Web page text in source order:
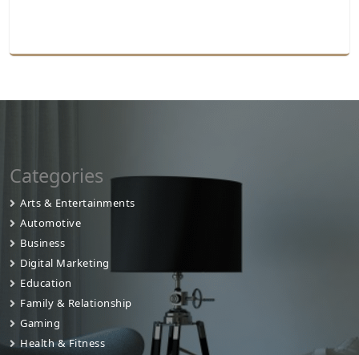
Categories
Arts & Entertainments
Automotive
Business
Digital Marketing
Education
Family & Relationship
Gaming
Health & Fitness